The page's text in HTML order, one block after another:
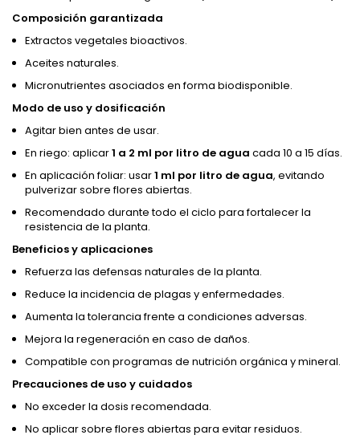
Composición garantizada
Extractos vegetales bioactivos.
Aceites naturales.
Micronutrientes asociados en forma biodisponible.
Modo de uso y dosificación
Agitar bien antes de usar.
En riego: aplicar1 a 2 ml por litro de agua cada 10 a 15 días.
En aplicación foliar: usar1 ml por litro de agua, evitando
pulverizar sobre flores abiertas.
Recomendado durante todo el ciclo para fortalecer la
resistencia de la planta.
Beneficios y aplicaciones
Refuerza las defensas naturales de la planta.
Reduce la incidencia de plagas y enfermedades.
Aumenta la tolerancia frente a condiciones adversas.
Mejora la regeneración en caso de daños.
Compatible con programas de nutrición orgánica y mineral.
Precauciones de uso y cuidados
No exceder la dosis recomendada.
No aplicar sobre flores abiertas para evitar residuos.